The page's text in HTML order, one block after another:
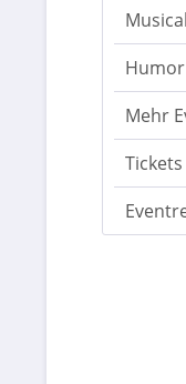
Humor
Mehr